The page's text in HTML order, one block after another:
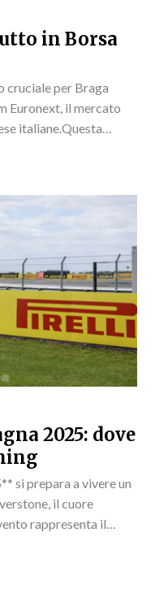
in Borsa
cruciale per Braga
Euronext, il mercato
italiane.Questa
2025: dove
si prepara a vivere un
il cuore
rappresenta il